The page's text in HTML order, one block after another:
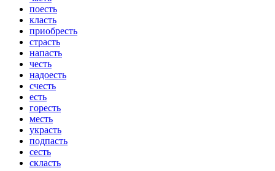
поесть
класть
приобресть
страсть
напасть
честь
надоесть
счесть
есть
горесть
месть
украсть
подпасть
сесть
скласть